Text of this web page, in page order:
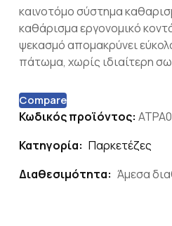
καινοτόμο σύστημα
καθάρισμα εργονομικό
ψεκασμό απομακρύνει
πάτωμα, χωρίς ιδιαίτερη
Compare
Κωδικός προϊόντος:
Κατηγορία: Παρκετέζες
Διαθεσιμότητα: Άμεσα